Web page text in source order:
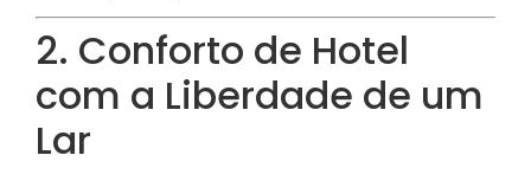
2. Conforto de Hotel
com a Liberdade de um
Lar